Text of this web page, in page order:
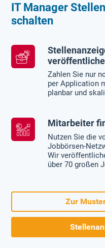
IT Manager
schalten
Zahlen Sie nur
per Application
planbar und
Mitarbeiter
Nutzen Sie die
Jobbörsen-
Wir
über 70 großen
Zur